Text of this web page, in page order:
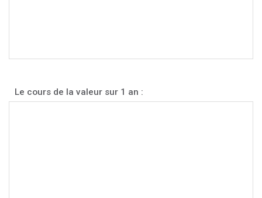
Le cours de la valeur sur 1 an :